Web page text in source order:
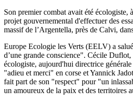
Son premier combat avait été écologiste,
projet gouvernemental d'effectuer des
massif de l’Argentella, près de Calvi,
Europe Ecologie les Verts (EELV) a
d’une grande conscience". Cécile
écologiste, aujourd'hui directrice
"adieu et merci" en corse et Yannick
fait part de son "respect" pour "un
un amoureux de la paix et des territoires